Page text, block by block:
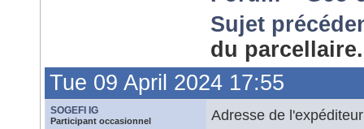
Sujet
du
Tue 09 April 2024 17:55
SOGEFI IG
Participant occasionnel
Adresse de